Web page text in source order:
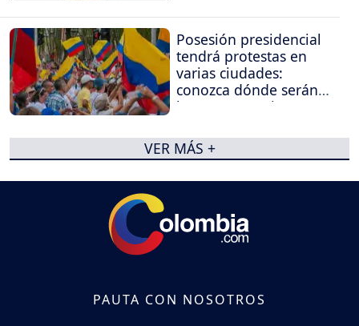
Posesión presidencial
tendrá protestas en
varias ciudades:
conozca dónde serán
las concentraciones
VER MÁS +
PAUTA CON NOSOTROS